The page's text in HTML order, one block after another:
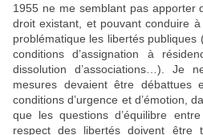
1955 ne me semblant pas apporter
droit existant, et pouvant conduire
problématique les libertés publiques
conditions d’assignation à
dissolution d’associations…). Je
mesures devaient être débattues
conditions d’urgence et d’émotion,
que les questions d’équilibre
respect des libertés doivent être